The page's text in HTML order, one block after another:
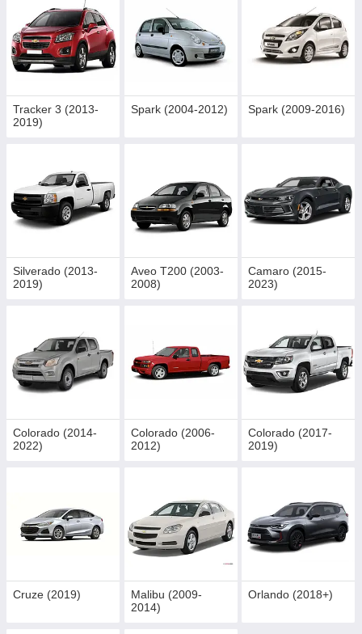
Tracker 3 (2013-
2019)
Spark (2004-2012) Spark (2009-2016)
Silverado (2013-
2019)
Aveo T200 (2003-
2008)
Camaro (2015-
2023)
Colorado (2014-
2022)
Colorado (2006-
2012)
Colorado (2017-
2019)
Cruze (2019)
Malibu (2009-
2014)
Orlando (2018+)